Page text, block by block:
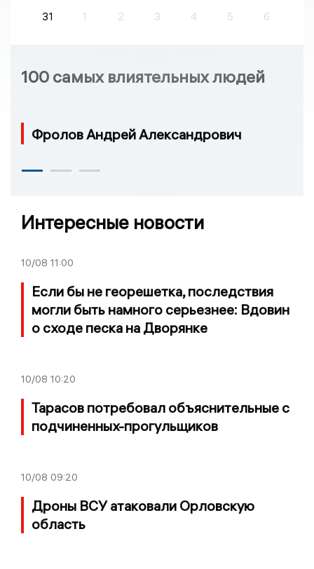
31
1 2 3 4 5 6
100 самых влиятельных людей
Фролов Андрей Александрович
Интересные новости
10/08 11:00
Если бы не георешетка, последствия
могли быть намного серьезнее: Вдовин
о сходе песка на Дворянке
10/08 10:20
Тарасов потребовал объяснительные с
подчиненных-прогульщиков
10/08 09:20
Дроны ВСУ атаковали Орловскую
область